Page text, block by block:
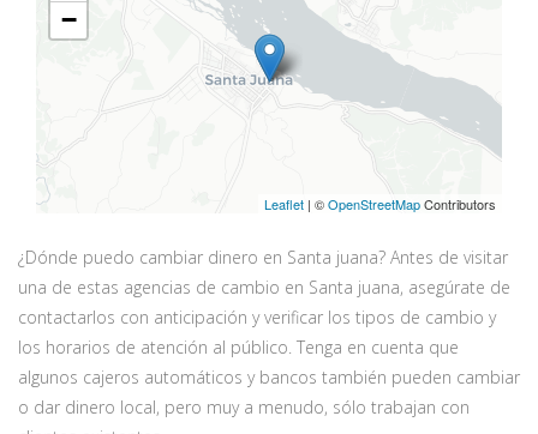
−
Leaflet | ©OpenStreetMapContributors
¿Dónde puedo cambiar dinero en Santa juana? Antes de visitar
una de estas agencias de cambio en Santa juana, asegúrate de
contactarlos con anticipación y verificar los tipos de cambio y
los horarios de atención al público. Tenga en cuenta que
algunos cajeros automáticos y bancos también pueden cambiar
o dar dinero local, pero muy a menudo, sólo trabajan con